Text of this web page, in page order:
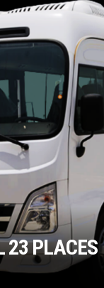
23 PLACES